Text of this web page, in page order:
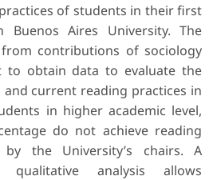
of students in their first
Aires University. The
contributions of sociology
to obtain data to evaluate the
current reading practices in
in higher academic level,
do not achieve reading
by the University’s chairs. A
qualitative analysis allows